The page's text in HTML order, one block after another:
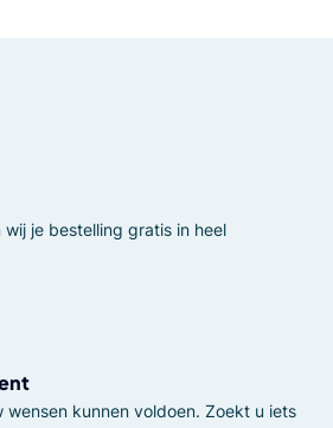
je bestelling gratis in heel
wensen kunnen voldoen. Zoekt u iets